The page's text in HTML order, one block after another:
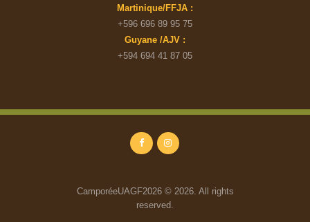
Martinique/FFJA :
+596 696 89 95 75
Guyane /AJV :
+594 694 41 87 05
CamporéeUAGF2026 © 2026. All rights
reserved.